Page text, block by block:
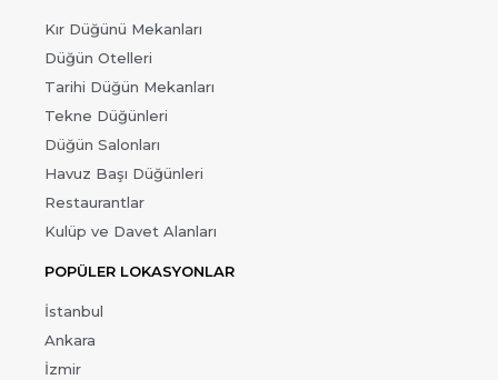
Kır Düğünü Mekanları
Düğün Otelleri
Tarihi Düğün Mekanları
Tekne Düğünleri
Düğün Salonları
Havuz Başı Düğünleri
Restaurantlar
Kulüp ve Davet Alanları
POPÜLER LOKASYONLAR
İstanbul
Ankara
İzmir